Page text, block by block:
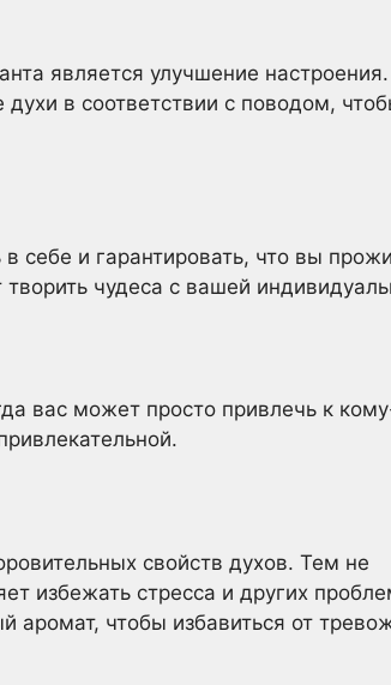
является улучшение
в соответствии с поводом,
себе и гарантировать, что вы
чудеса с вашей
вас может просто привлечь к
свойств духов. Тем не
избежать стресса и других
чтобы избавиться от